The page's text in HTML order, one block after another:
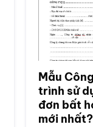
Mẫu
trình sử
đơn bất
mới nhất?